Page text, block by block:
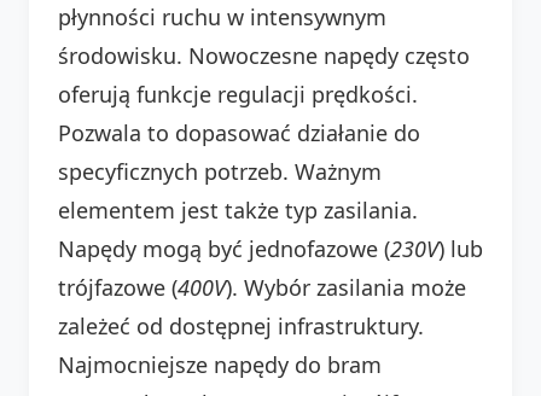
płynności ruchu w intensywnym
środowisku. Nowoczesne napędy często
oferują funkcje regulacji prędkości.
Pozwala to dopasować działanie do
specyficznych potrzeb. Ważnym
elementem jest także typ zasilania.
Napędy mogą być jednofazowe (230V) lub
trójfazowe (400V). Wybór zasilania może
zależeć od dostępnej infrastruktury.
Najmocniejsze napędy do bram